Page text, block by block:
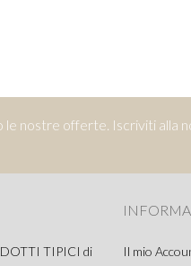
le nostre offerte. Iscriviti alla
TIPICI di
Il mio